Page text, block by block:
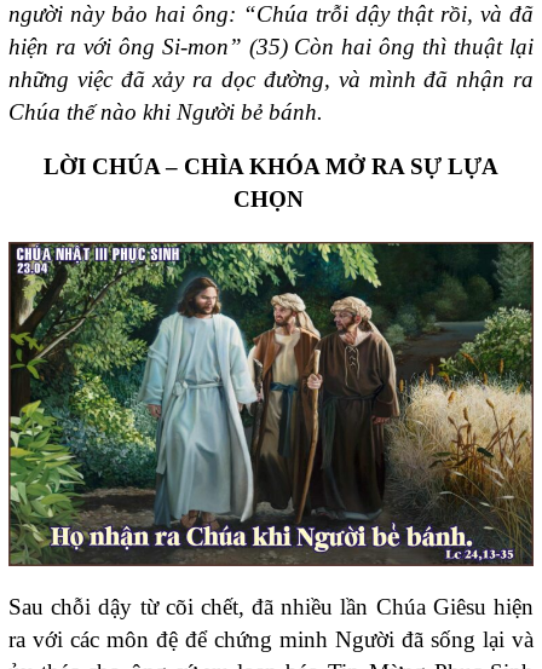
người này bảo hai ông: “Chúa trỗi dậy thật rồi, và đã
hiện ra với ông Si-mon” (35) Còn hai ông thì thuật lại
những việc đã xảy ra dọc đường, và mình đã nhận ra
Chúa thế nào khi Người bẻ bánh.
LỜI CHÚA – CHÌA KHÓA MỞ RA SỰ LỰA
CHỌN
Sau chỗi dậy từ cõi chết, đã nhiều lần Chúa Giêsu hiện
ra với các môn đệ để chứng minh Người đã sống lại và